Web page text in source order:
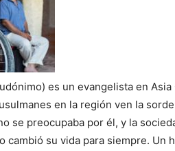
es un evangelista en
en la región ven la
se preocupaba por él, y la
cambió su vida para siempre. Un